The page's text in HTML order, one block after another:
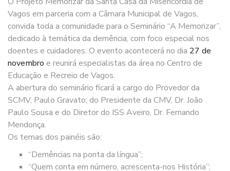
Vagos em parceria com a Câmara Municipal de Vagos,
convida toda a comunidade para o Seminário “A Memorizar”,
dedicado à temática da demência, com foco especial nos
doentes e cuidadores. O evento acontecerá no dia 27 de
novembro e reunirá especialistas da área no Centro de
Educação e Recreio de Vagos.
A abertura do seminário ficará a cargo do Provedor da
SCMV, Paulo Gravato; do Presidente da CMV, Dr. João
Paulo Sousa e do Diretor do ISS Aveiro, Dr. Fernando
Mendonça.
Os temas dos painéis são:
“Demências na ponta da língua”;
“Quem conta em número, acrescenta-nos História”;